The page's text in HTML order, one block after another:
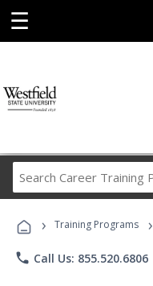
☰
› Training Programs ›
phone Call Us: 855.520.6806